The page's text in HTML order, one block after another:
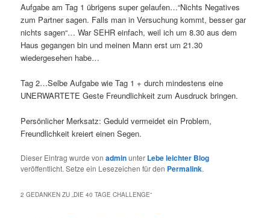
Aufgabe am Tag 1 übrigens super gelaufen…“Nichts Negatives
zum Partner sagen. Falls man in Versuchung kommt, besser gar
nichts sagen“… War SEHR einfach, weil ich um 8.30 aus dem
Haus gegangen bin und meinen Mann erst um 21.30
wiedergesehen habe…
Tag 2…Selbe Aufgabe wie Tag 1 + durch mindestens eine
UNERWARTETE Geste Freundlichkeit zum Ausdruck bringen.
Persönlicher Merksatz: Geduld vermeidet ein Problem,
Freundlichkeit kreiert einen Segen.
Dieser Eintrag wurde vonadminunter Lebe leichter Blog
veröffentlicht. Setze ein Lesezeichen für den Permalink.
2 GEDANKEN ZU „DIE 40 TAGE CHALLENGE“